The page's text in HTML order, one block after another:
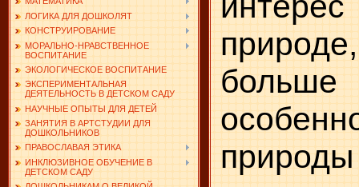
ЛОГИКА ДЛЯ ДОШКОЛЯТ
КОНСТРУИРОВАНИЕ
МОРАЛЬНО-НРАВСТВЕННОЕ
ВОСПИТАНИЕ
ЭКОЛОГИЧЕСКОЕ ВОСПИТАНИЕ
ЭКСПЕРИМЕНТАЛЬНАЯ
ДЕЯТЕЛЬНОСТЬ В ДЕТСКОМ САДУ
НАУЧНЫЕ ОПЫТЫ ДЛЯ ДЕТЕЙ
ЗАНЯТИЯ В АРТСТУДИИ ДЛЯ
ДОШКОЛЬНИКОВ
ПРАВОСЛАВАЯ ЭТИКА
ИНКЛЮЗИВНОЕ ОБУЧЕНИЕ В
ДЕТСКОМ САДУ